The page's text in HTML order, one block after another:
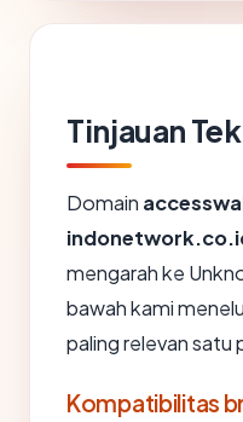
Tinjauan
Domain
mengarah ke
bawah kami
paling relevan satu
Kompatibilitas